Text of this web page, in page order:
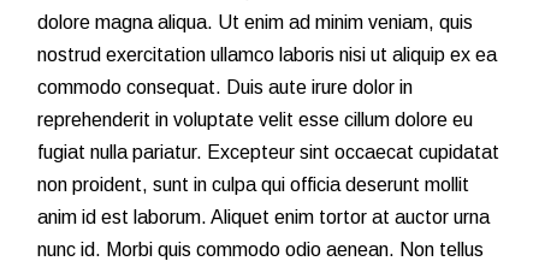
dolore magna aliqua. Ut enim ad minim veniam, quis
nostrud exercitation ullamco laboris nisi ut aliquip ex ea
commodo consequat. Duis aute irure dolor in
reprehenderit in voluptate velit esse cillum dolore eu
fugiat nulla pariatur. Excepteur sint occaecat cupidatat
non proident, sunt in culpa qui officia deserunt mollit
anim id est laborum. Aliquet enim tortor at auctor urna
nunc id. Morbi quis commodo odio aenean. Non tellus